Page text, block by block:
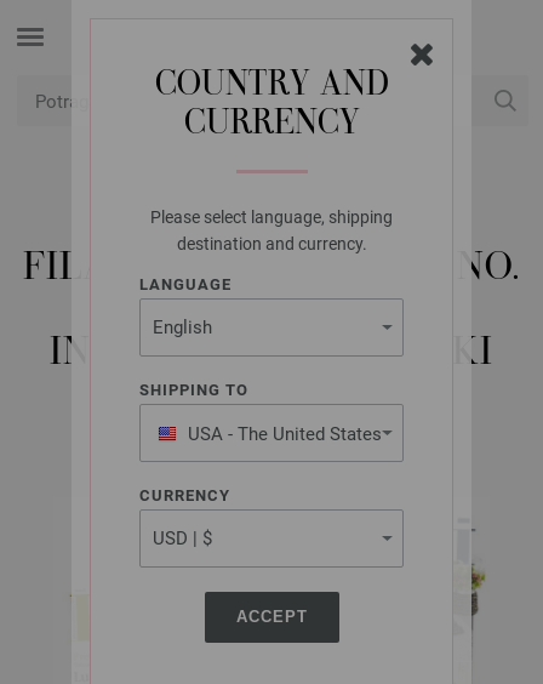
COUNTRY AND
CURRENCY
Please select language, shipping
destination and currency.
LANGUAGE
SHIPPING TO
USA - The United States
of America
CURRENCY
ACCEPT
LANA GROSSA
FILATI HANDKNITTING NO.
50+62 - MAGAZIN +
INSTRUKCIJE ENGLESKI